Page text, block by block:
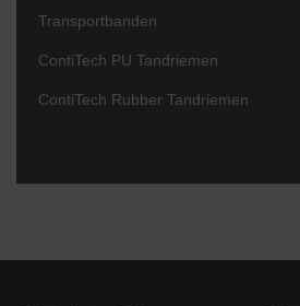
Transportbanden
ContiTech PU Tandriemen
ContiTech Rubber Tandriemen